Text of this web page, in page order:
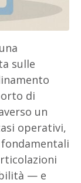
sulle
di
un
operativi,
— e